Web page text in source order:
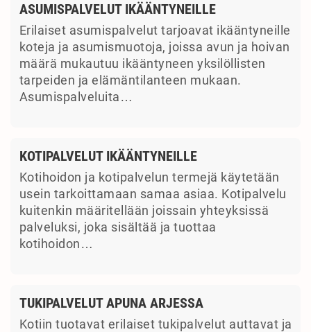
ASUMISPALVELUT IKÄÄNTYNEILLE
Erilaiset asumispalvelut tarjoavat ikääntyneille
koteja ja asumismuotoja, joissa avun ja hoivan
määrä mukautuu ikääntyneen yksilöllisten
tarpeiden ja elämäntilanteen mukaan.
Asumispalveluita…
KOTIPALVELUT IKÄÄNTYNEILLE
Kotihoidon ja kotipalvelun termejä käytetään
usein tarkoittamaan samaa asiaa. Kotipalvelu
kuitenkin määritellään joissain yhteyksissä
palveluksi, joka sisältää ja tuottaa
kotihoidon…
TUKIPALVELUT APUNA ARJESSA
Kotiin tuotavat erilaiset tukipalvelut auttavat ja